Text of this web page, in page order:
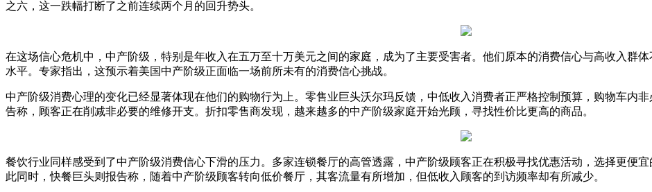
之六，这一跌幅打断了之前连续两个月的回升势头。
在这场信心危机中，中产阶级，特别是年收入在五万至十万美元之间的家庭，成为了主要受害者。他们原本的消费信心与高收入群
水平。专家指出，这预示着美国中产阶级正面临一场前所未有的消费信心挑战。
中产阶级消费心理的变化已经显著体现在他们的购物行为上。零售业巨头沃尔玛反馈，中低收入消费者正严格控制预算，购物车内
告称，顾客正在削减非必要的维修开支。折扣零售商发现，越来越多的中产阶级家庭开始光顾，寻找性价比更高的商品。
餐饮行业同样感受到了中产阶级消费信心下滑的压力。多家连锁餐厅的高管透露，中产阶级顾客正在积极寻找优惠活动，选择更便
此同时，快餐巨头则报告称，随着中产阶级顾客转向低价餐厅，其客流量有所增加，但低收入顾客的到访频率却有所减少。